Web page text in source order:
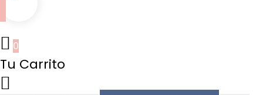
0
Tu Carrito